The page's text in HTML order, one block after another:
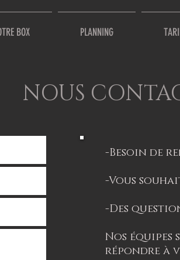
BOX PLANNING
NOUS
-Besoin de
-Vous
-Des
Nos
répondre à